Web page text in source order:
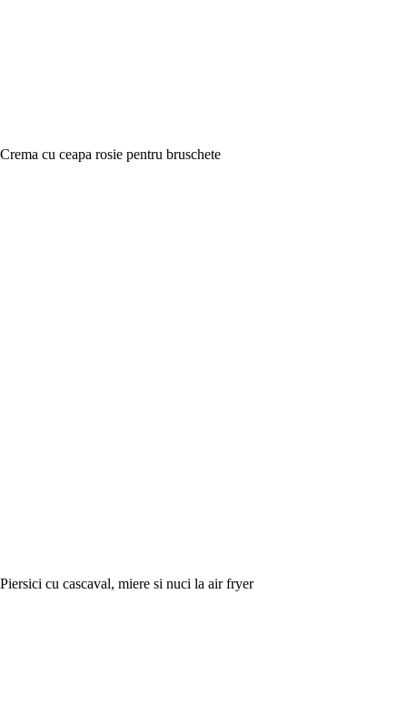
Crema cu ceapa rosie pentru bruschete
Piersici cu cascaval, miere si nuci la air fryer